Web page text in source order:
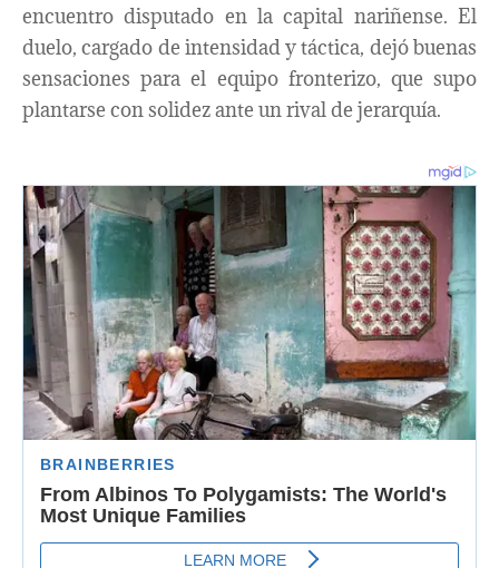
encuentro disputado en la capital nariñense. El
duelo, cargado de intensidad y táctica, dejó buenas
sensaciones para el equipo fronterizo, que supo
plantarse con solidez ante un rival de jerarquía.